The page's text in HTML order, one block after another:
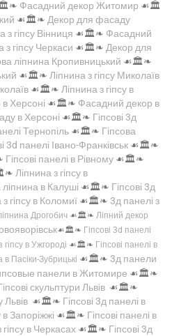
Фасадний декор Житомир ☙🏛️
☙🏛️❧ Декор для фасаду
з гіпсу Вінниця ☙🏛️❧ Фасадний
з гіпсу Черкаси ☙🏛️❧ Декор для
ліпнина Кропивницький ☙🏛️❧
☙🏛️❧ Ліпнина з гіпсу Миколаїв
☙🏛️❧ Ліпнина з гіпсу в
Херсоні ☙🏛️❧ Фасадний декор в
в Херсоні ☙🏛️❧ Гіпсові 3д
Тернопіль ☙🏛️❧ Гіпсова
3d панелі Івано-Франківськ ☙🏛️❧
Гіпсові панелі в Рівному ☙🏛️❧
Ліпнина з гіпсу в
ліпнина в Калуші ☙🏛️❧ Гіпсові 3д
гіпсу в Коломиї ☙🏛️❧ 3д панелі з
Дрогобич ☙🏛️❧ Ліпний декор
☙🏛️❧ Гіпсові 3d панелі
гіпсу в Ужгороді ☙🏛️❧ Гіпсові панелі в
в Пасіки-Зубрицькі ☙🏛️❧ 3д панели
панели в Житомире ☙🏛️❧
скульптури Львів ☙🏛️❧
Львів ☙🏛️❧ Гіпсові 3д панелі в
в Запоріжжі ☙🏛️❧ Гіпсові панелі в
гіпсу в Черкасах ☙🏛️❧ Гіпсові 3д